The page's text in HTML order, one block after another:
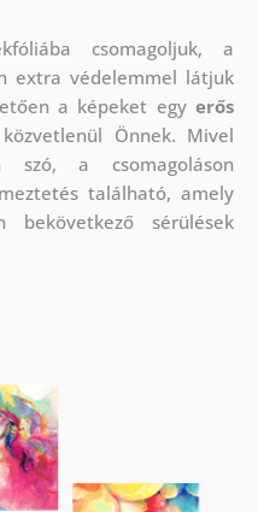
csomagoljuk, a
extra védelemmel látjuk
a képeket egyerős
Önnek. Mivel
szó, a csomagoláson
található, amely
sérülések